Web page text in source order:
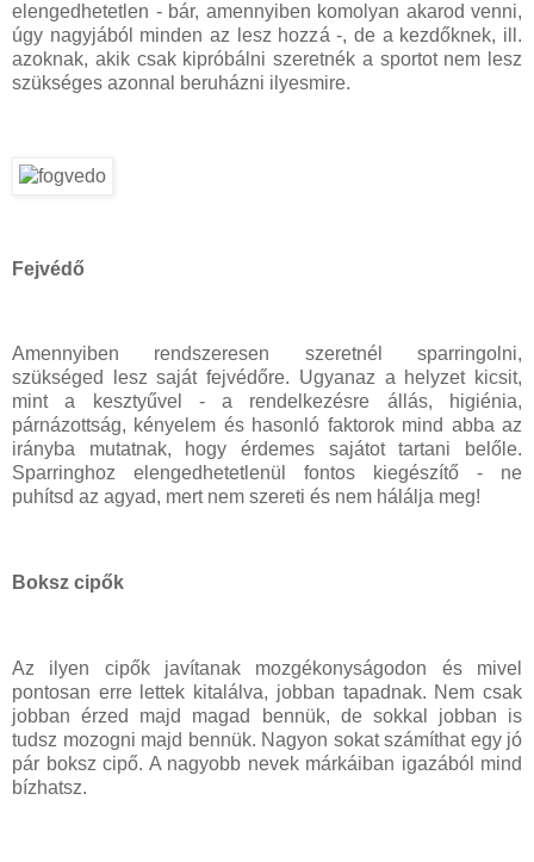
elengedhetetlen - bár, amennyiben komolyan akarod venni,
úgy nagyjából minden az lesz hozzá -, de a kezdőknek, ill.
azoknak, akik csak kipróbálni szeretnék a sportot nem lesz
szükséges azonnal beruházni ilyesmire.
Fejvédő
Amennyiben rendszeresen szeretnél sparringolni,
szükséged lesz saját fejvédőre. Ugyanaz a helyzet kicsit,
mint a kesztyűvel - a rendelkezésre állás, higiénia,
párnázottság, kényelem és hasonló faktorok mind abba az
irányba mutatnak, hogy érdemes sajátot tartani belőle.
Sparringhoz elengedhetetlenül fontos kiegészítő - ne
puhítsd az agyad, mert nem szereti és nem hálálja meg!
Boksz cipők
Az ilyen cipők javítanak mozgékonyságodon és mivel
pontosan erre lettek kitalálva, jobban tapadnak. Nem csak
jobban érzed majd magad bennük, de sokkal jobban is
tudsz mozogni majd bennük. Nagyon sokat számíthat egy jó
pár boksz cipő. A nagyobb nevek márkáiban igazából mind
bízhatsz.